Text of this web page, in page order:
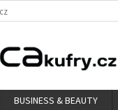
BUSINESS & BEAUTY